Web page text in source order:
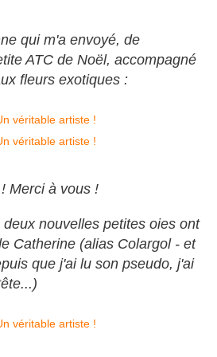
qui m'a envoyé, de
ATC de Noël, accompagné
fleurs exotiques :
Merci à vous !
nouvelles petites oies ont
Catherine (alias Colargol - et
que j'ai lu son pseudo, j'ai